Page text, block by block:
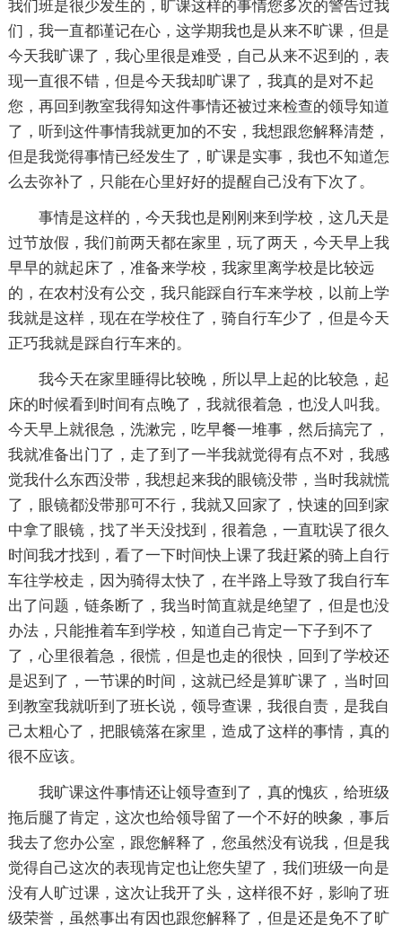
我们班是很少发生的，旷课这样的事情您多次的警告过我
们，我一直都谨记在心，这学期我也是从来不旷课，但是
今天我旷课了，我心里很是难受，自己从来不迟到的，表
现一直很不错，但是今天我却旷课了，我真的是对不起
您，再回到教室我得知这件事情还被过来检查的领导知道
了，听到这件事情我就更加的不安，我想跟您解释清楚，
但是我觉得事情已经发生了，旷课是实事，我也不知道怎
么去弥补了，只能在心里好好的提醒自己没有下次了。
事情是这样的，今天我也是刚刚来到学校，这几天是
过节放假，我们前两天都在家里，玩了两天，今天早上我
早早的就起床了，准备来学校，我家里离学校是比较远
的，在农村没有公交，我只能踩自行车来学校，以前上学
我就是这样，现在在学校住了，骑自行车少了，但是今天
正巧我就是踩自行车来的。
我今天在家里睡得比较晚，所以早上起的比较急，起
床的时候看到时间有点晚了，我就很着急，也没人叫我。
今天早上就很急，洗漱完，吃早餐一堆事，然后搞完了，
我就准备出门了，走了到了一半我就觉得有点不对，我感
觉我什么东西没带，我想起来我的眼镜没带，当时我就慌
了，眼镜都没带那可不行，我就又回家了，快速的回到家
中拿了眼镜，找了半天没找到，很着急，一直耽误了很久
时间我才找到，看了一下时间快上课了我赶紧的骑上自行
车往学校走，因为骑得太快了，在半路上导致了我自行车
出了问题，链条断了，我当时简直就是绝望了，但是也没
办法，只能推着车到学校，知道自己肯定一下子到不了
了，心里很着急，很慌，但是也走的很快，回到了学校还
是迟到了，一节课的时间，这就已经是算旷课了，当时回
到教室我就听到了班长说，领导查课，我很自责，是我自
己太粗心了，把眼镜落在家里，造成了这样的事情，真的
很不应该。
我旷课这件事情还让领导查到了，真的愧疚，给班级
拖后腿了肯定，这次也给领导留了一个不好的映象，事后
我去了您办公室，跟您解释了，您虽然没有说我，但是我
觉得自己这次的表现肯定也让您失望了，我们班级一向是
没有人旷过课，这次让我开了头，这样很不好，影响了班
级荣誉，虽然事出有因也跟您解释了，但是还是免不了旷